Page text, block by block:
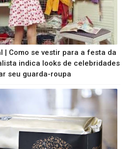
| Como se vestir para a festa da
indica looks de celebridades
seu guarda-roupa